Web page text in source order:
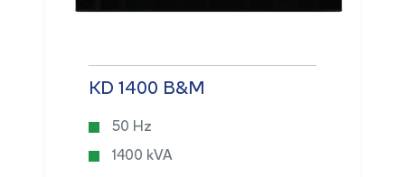
KD 1400 B&M
50 Hz
1400 kVA